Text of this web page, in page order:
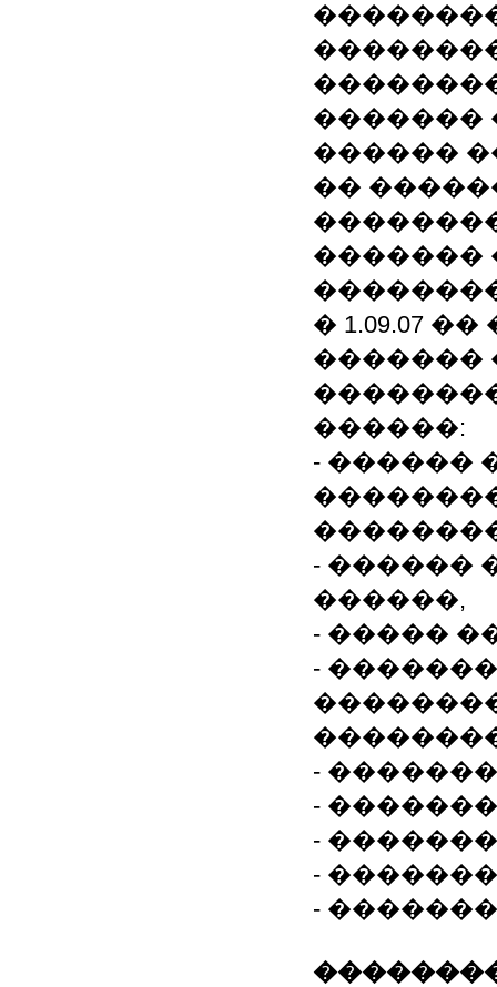
�������
������
��
�������
� 1.09.07
�������
������:
- ������
- ������
������,
- �����
-
-
-
-
-
-